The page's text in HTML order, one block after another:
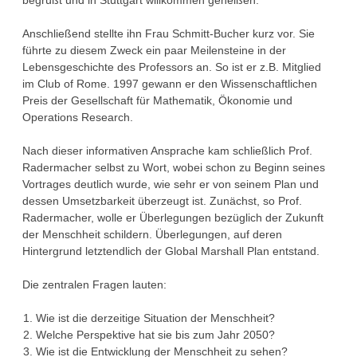
Anschließend stellte ihn Frau Schmitt-Bucher kurz vor. Sie
führte zu diesem Zweck ein paar Meilensteine in der
Lebensgeschichte des Professors an. So ist er z.B. Mitglied
im Club of Rome. 1997 gewann er den Wissenschaftlichen
Preis der Gesellschaft für Mathematik, Ökonomie und
Operations Research.
Nach dieser informativen Ansprache kam schließlich Prof.
Radermacher selbst zu Wort, wobei schon zu Beginn seines
Vortrages deutlich wurde, wie sehr er von seinem Plan und
dessen Umsetzbarkeit überzeugt ist. Zunächst, so Prof.
Radermacher, wolle er Überlegungen bezüglich der Zukunft
der Menschheit schildern. Überlegungen, auf deren
Hintergrund letztendlich der Global Marshall Plan entstand.
Die zentralen Fragen lauten:
Wie ist die derzeitige Situation der Menschheit?
Welche Perspektive hat sie bis zum Jahr 2050?
Wie ist die Entwicklung der Menschheit zu sehen?